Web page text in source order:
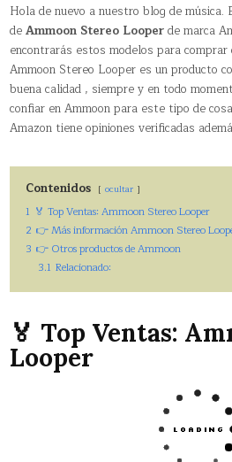
Hola de nuevo a nuestro blog de música.
deAmmoon Stereo Looperde marca
encontrarás estos modelos para
Ammoon Stereo Looper es un producto
buena calidad , siempre y en todo
confiar en Ammoon para este tipo de
Amazon tiene opiniones verificadas
Contenidos ocultar
1 🏅 Top Ventas: Ammoon Stereo Looper
2 👉 Más información Ammoon Stereo
3 👉 Otros productos de Ammoon
3.1 Relacionado:
🏅 Top Ventas:
Looper